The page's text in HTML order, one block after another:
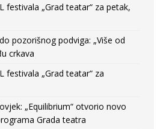
festivala „Grad teatar“ za petak,
pozorišnog podviga: „Više od
crkava
festivala „Grad teatar“ za
„Equilibrium“ otvorio novo
Grada teatra